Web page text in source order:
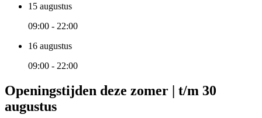
15 augustus
09:00 - 22:00
16 augustus
09:00 - 22:00
Openingstijden deze zomer | t/m 30
augustus